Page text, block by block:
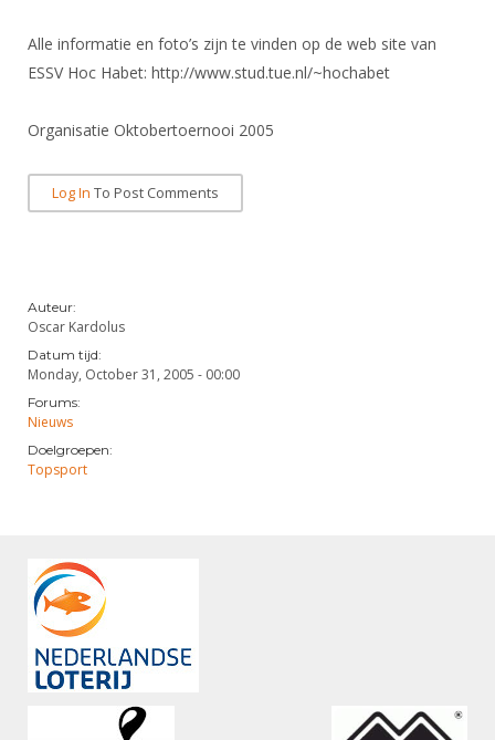
NK organiseren
Promotie en logo
Alle informatie en foto’s zijn te vinden op de web site van
ESSV Hoc Habet: http://www.stud.tue.nl/~hochabet
Organisatie Oktobertoernooi 2005
Log In To Post Comments
Auteur:
Oscar Kardolus
Datum tijd:
Monday, October 31, 2005 - 00:00
Forums:
Nieuws
Doelgroepen:
Topsport